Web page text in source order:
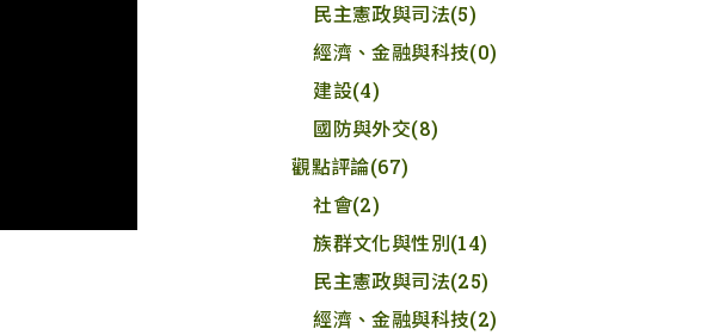
民主憲政與司法(5)
經濟、金融與科技(0)
建設(4)
國防與外交(8)
觀點評論(67)
社會(2)
族群文化與性別(14)
民主憲政與司法(25)
經濟、金融與科技(2)